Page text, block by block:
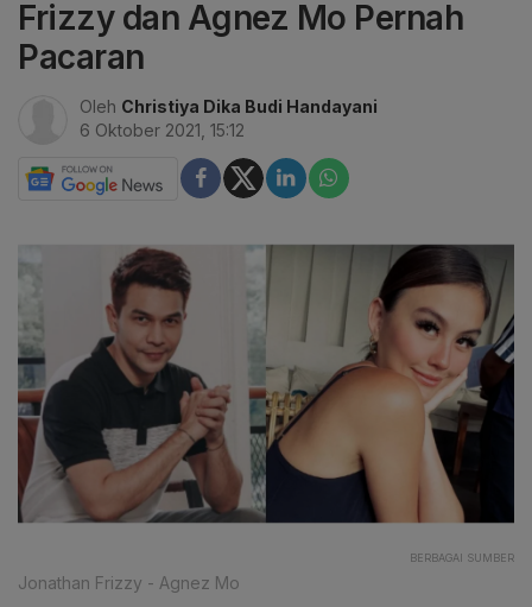
Frizzy dan Agnez Mo Pernah
Pacaran
Oleh Christiya Dika Budi Handayani
6 Oktober 2021, 15:12
BERBAGAI SUMBER
Jonathan Frizzy - Agnez Mo